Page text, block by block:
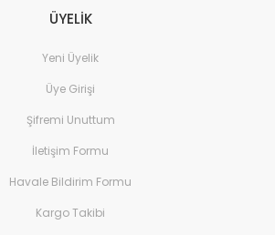
ÜYELİK
Yeni Üyelik
Üye Girişi
Şifremi Unuttum
İletişim Formu
Havale Bildirim Formu
Kargo Takibi